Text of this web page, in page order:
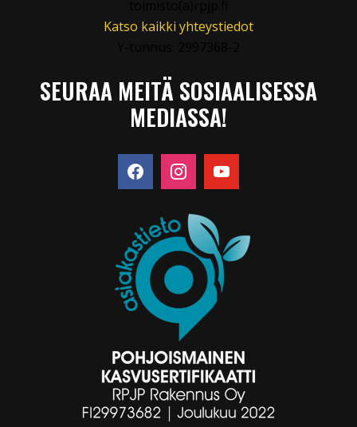
Katso kaikki yhteystiedot
SEURAA MEITÄ SOSIAALISESSA
MEDIASSA!